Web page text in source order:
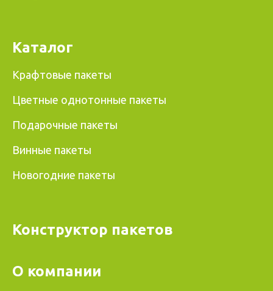
Каталог
Крафтовые пакеты
Цветные однотонные пакеты
Подарочные пакеты
Винные пакеты
Новогодние пакеты
Конструктор пакетов
О компании